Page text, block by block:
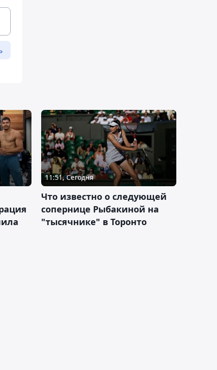
11:51, Сегодня
Что известно о следующей
сопернице Рыбакиной на
"тысячнике" в Торонто